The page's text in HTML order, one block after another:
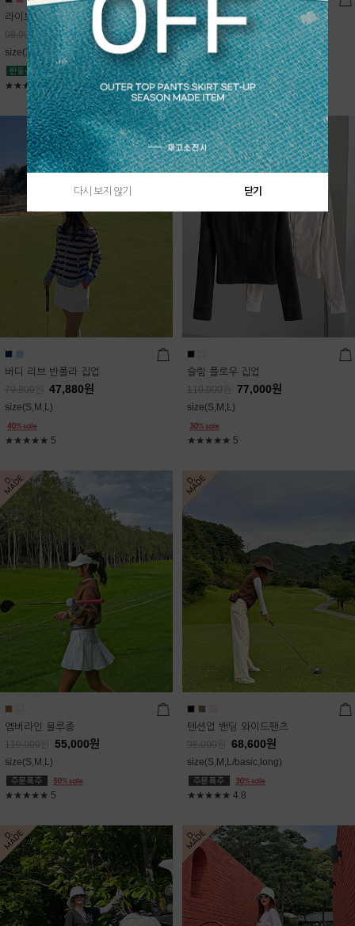
라이트데님 핀턱 스커트
98,000원 68,600원
size(XS,S,M,L)
★★★★★5
블룸 하이넥 니트집업
Sold Out
free(44~66)
★★★★★4.9
버디 리브 반폴라 집업
79,800 47,880원
size(S,M,L)
★★★★★ 5
슬림 플로우 집업
110,000 77,000원
size(S,M,L)
★★★★★ 5
엠버라인 블루종
110,000 55,000원
size(S,M,L)
★★★★★ 5
텐션업 밴딩 와이드팬츠
98,000 68,600원
size(S,M,L/basic,long)
★★★★★ 4.8
다시 보지 않기 닫기